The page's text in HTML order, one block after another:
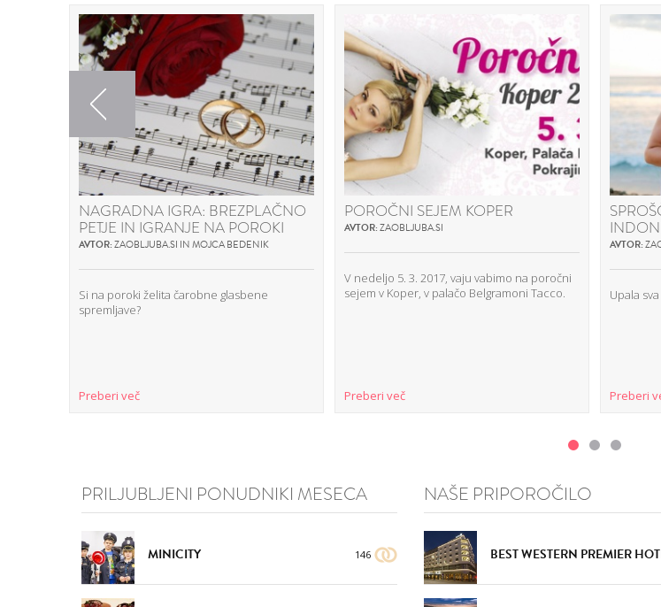
Previous
NAGRADNA IGRA: BREZPLAČNO
PETJE IN IGRANJE NA POROKI
AVTOR:ZAOBLJUBA.SI IN MOJCA BEDENIK
Si na poroki želita čarobne glasbene
spremljave?
Preberi več
POROČNI SEJEM KOPER
AVTOR:ZAOBLJUBA.SI
V nedeljo 5. 3. 2017, vaju vabimo na poročni
sejem v Koper, v palačo Belgramoni Tacco.
Preberi več
AVTOR:
Upala
Preberi
PRILJUBLJENI PONUDNIKI MESECA
MINICITY 146
NAŠE PRIPOROČILO
BEST WESTERN PREMIER